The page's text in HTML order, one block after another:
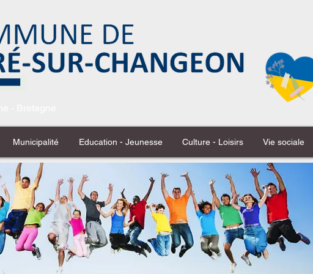
Municipalité Education - Jeunesse Culture - Loisirs Vie sociale